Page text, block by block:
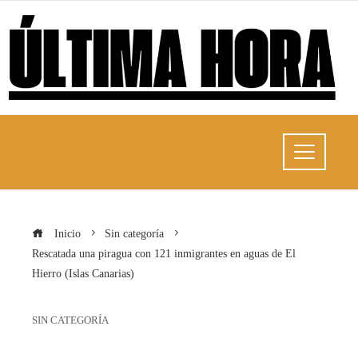
Inicio
Sin categoría
Rescatada una piragua con 121 inmigrantes en aguas de El
Hierro (Islas Canarias)
SIN CATEGORÍA